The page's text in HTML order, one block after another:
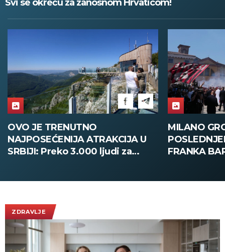
Svi se okreću za zanosnom Hrvaticom!
MILANO GRCAO U SUZAMA NA
POSLEDNJEM ISPRAĆAJU
FRANKA BAREZIJA: Hiljade ljudi
HAMBURG
300.000
ponosa uz
ZDRAVLJE